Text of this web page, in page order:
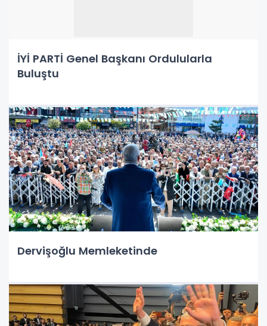
İYİ PARTİ Genel Başkanı Ordulularla
Buluştu
Dervişoğlu Memleketinde